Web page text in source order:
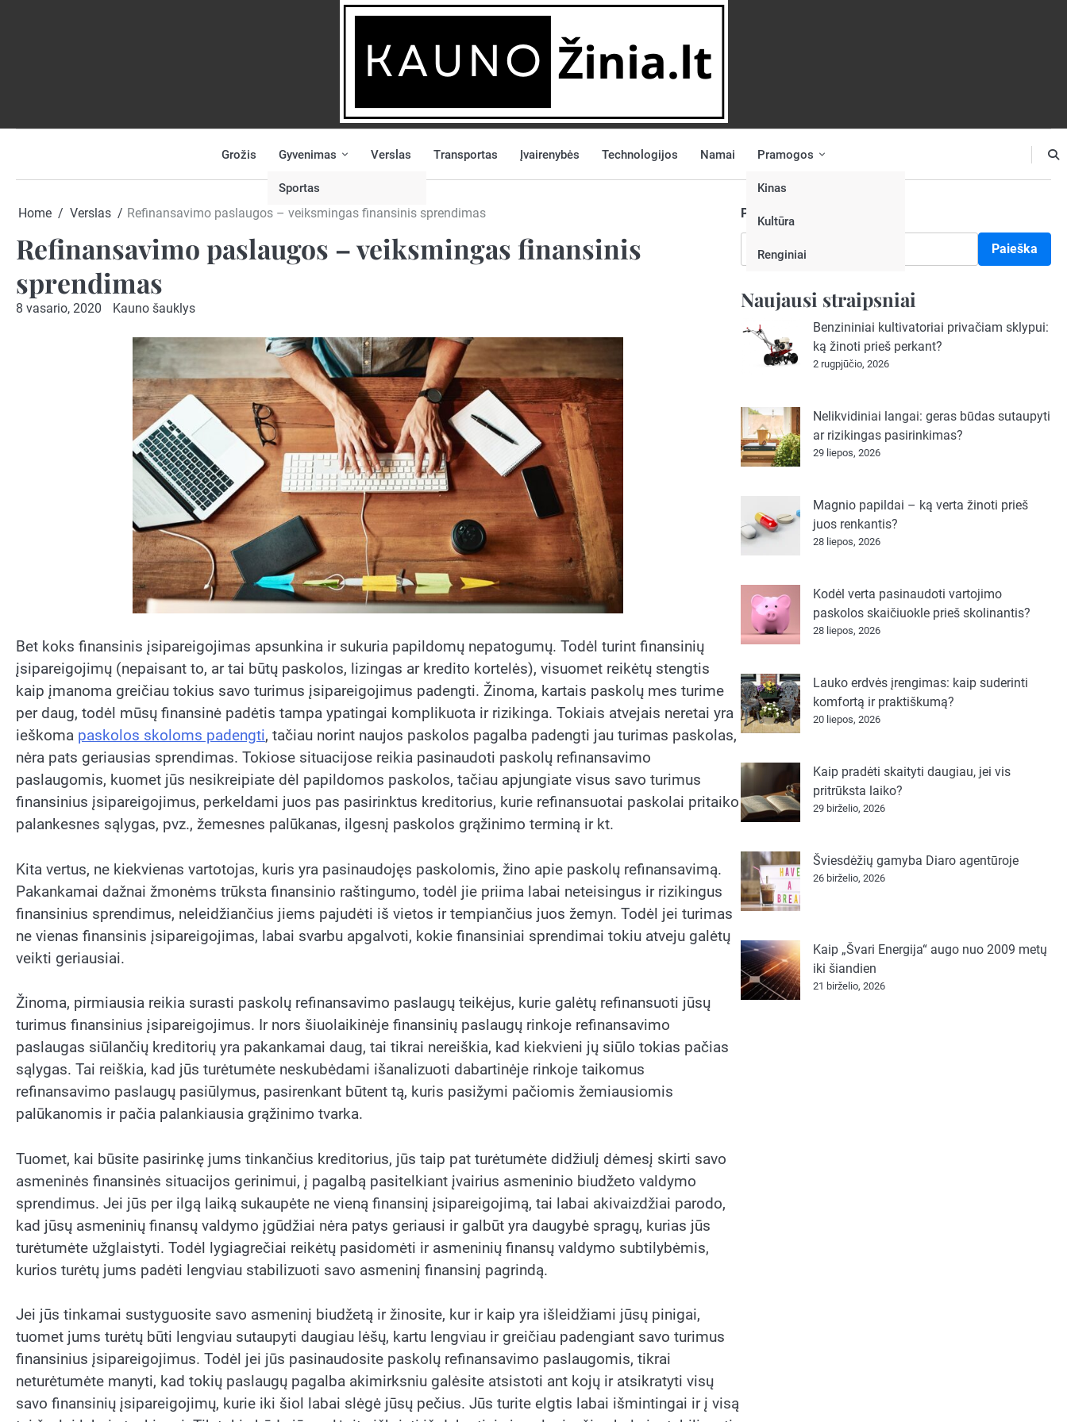
NAUJIENĄ
Grožis Gyvenimas
Sportas
Verslas Transportas Įvairenybės Technologijos Namai Pramogos
Kinas
Kultūra
Renginiai
Home Verslas Refinansavimo paslaugos – veiksmingas finansinis sprendimas
Refinansavimo paslaugos – veiksmingas finansinis
sprendimas
8 vasario, 2020 Kauno šauklys
Bet koks finansinis įsipareigojimas apsunkina ir sukuria papildomų nepatogumų. Todėl turint finansinių
įsipareigojimų (nepaisant to, ar tai būtų paskolos, lizingas ar kredito kortelės), visuomet reikėtų stengtis
kaip įmanoma greičiau tokius savo turimus įsipareigojimus padengti. Žinoma, kartais paskolų mes turime
per daug, todėl mūsų finansinė padėtis tampa ypatingai komplikuota ir rizikinga. Tokiais atvejais neretai yra
ieškoma paskolos skoloms padengti, tačiau norint naujos paskolos pagalba padengti jau turimas paskolas,
nėra pats geriausias sprendimas. Tokiose situacijose reikia pasinaudoti paskolų refinansavimo
paslaugomis, kuomet jūs nesikreipiate dėl papildomos paskolos, tačiau apjungiate visus savo turimus
finansinius įsipareigojimus, perkeldami juos pas pasirinktus kreditorius, kurie refinansuotai paskolai pritaiko
palankesnes sąlygas, pvz., žemesnes palūkanas, ilgesnį paskolos grąžinimo terminą ir kt.
Kita vertus, ne kiekvienas vartotojas, kuris yra pasinaudojęs paskolomis, žino apie paskolų refinansavimą.
Pakankamai dažnai žmonėms trūksta finansinio raštingumo, todėl jie priima labai neteisingus ir rizikingus
finansinius sprendimus, neleidžiančius jiems pajudėti iš vietos ir tempiančius juos žemyn. Todėl jei turimas
ne vienas finansinis įsipareigojimas, labai svarbu apgalvoti, kokie finansiniai sprendimai tokiu atveju galėtų
veikti geriausiai.
Žinoma, pirmiausia reikia surasti paskolų refinansavimo paslaugų teikėjus, kurie galėtų refinansuoti jūsų
turimus finansinius įsipareigojimus. Ir nors šiuolaikinėje finansinių paslaugų rinkoje refinansavimo
paslaugas siūlančių kreditorių yra pakankamai daug, tai tikrai nereiškia, kad kiekvieni jų siūlo tokias pačias
sąlygas. Tai reiškia, kad jūs turėtumėte neskubėdami išanalizuoti dabartinėje rinkoje taikomus
refinansavimo paslaugų pasiūlymus, pasirenkant būtent tą, kuris pasižymi pačiomis žemiausiomis
palūkanomis ir pačia palankiausia grąžinimo tvarka.
Tuomet, kai būsite pasirinkę jums tinkančius kreditorius, jūs taip pat turėtumėte didžiulį dėmesį skirti savo
asmeninės finansinės situacijos gerinimui, į pagalbą pasitelkiant įvairius asmeninio biudžeto valdymo
sprendimus. Jei jūs per ilgą laiką sukaupėte ne vieną finansinį įsipareigojimą, tai labai akivaizdžiai parodo,
kad jūsų asmeninių finansų valdymo įgūdžiai nėra patys geriausi ir galbūt yra daugybė spragų, kurias jūs
turėtumėte užglaistyti. Todėl lygiagrečiai reikėtų pasidomėti ir asmeninių finansų valdymo subtilybėmis,
kurios turėtų jums padėti lengviau stabilizuoti savo asmeninį finansinį pagrindą.
Jei jūs tinkamai sustyguosite savo asmeninį biudžetą ir žinosite, kur ir kaip yra išleidžiami jūsų pinigai,
tuomet jums turėtų būti lengviau sutaupyti daugiau lėšų, kartu lengviau ir greičiau padengiant savo turimus
finansinius įsipareigojimus. Todėl jei jūs pasinaudosite paskolų refinansavimo paslaugomis, tikrai
neturėtumėte manyti, kad tokių paslaugų pagalba akimirksniu galėsite atsistoti ant kojų ir atsikratyti visų
savo finansinių įsipareigojimų, kurie iki šiol labai slėgė jūsų pečius. Jūs turite elgtis labai išmintingai ir į visą
Paieška
Paieška
Naujausi straipsniai
Benzininiai kultivatoriai privačiam sklypui:
ką žinoti prieš perkant?
2 rugpjūčio, 2026
Nelikvidiniai langai: geras būdas sutaupyti
ar rizikingas pasirinkimas?
29 liepos, 2026
Magnio papildai – ką verta žinoti prieš
juos renkantis?
28 liepos, 2026
Kodėl verta pasinaudoti vartojimo
paskolos skaičiuokle prieš skolinantis?
28 liepos, 2026
Lauko erdvės įrengimas: kaip suderinti
komfortą ir praktiškumą?
20 liepos, 2026
Kaip pradėti skaityti daugiau, jei vis
pritrūksta laiko?
29 birželio, 2026
Šviesdėžių gamyba Diaro agentūroje
26 birželio, 2026
Kaip „Švari Energija“ augo nuo 2009 metų
iki šiandien
21 birželio, 2026